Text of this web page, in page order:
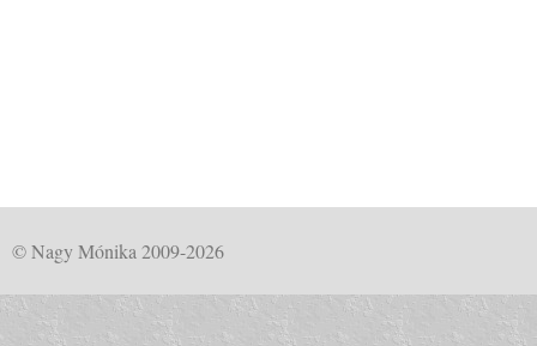
© Nagy Mónika 2009-2026